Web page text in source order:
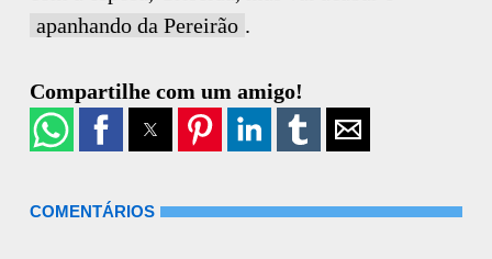
apanhando da Pereirão .
Compartilhe com um amigo!
COMENTÁRIOS